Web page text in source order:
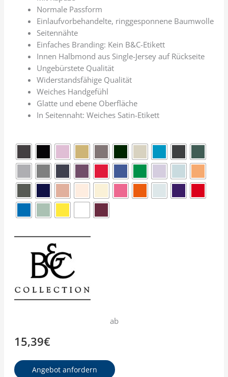
Normale Passform
Einlaufvorbehandelte, ringgesponnene Baumwolle
Seitennähte
Einfaches Branding: Kein B&C-Etikett
Innen Halbmond aus Single-Jersey auf Rückseite
Ungebürstete Qualität
Widerstandsfähige Qualität
Weiches Handgefühl
Glatte und ebene Oberfläche
In Seitennaht: Weiches Satin-Etikett
ab
15,39€
Angebot anfordern